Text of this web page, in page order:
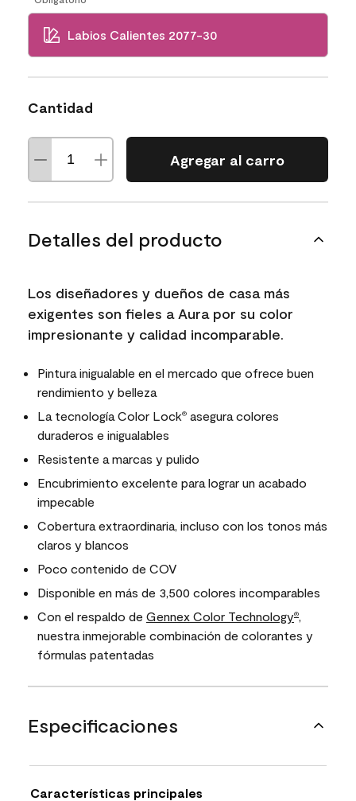
Labios Calientes 2077-30
Cantidad
Agregar al carro
Detalles del producto
Los diseñadores y dueños de casa más
exigentes son fieles a Aura por su color
impresionante y calidad incomparable.
Pintura inigualable en el mercado que ofrece buen
rendimiento y belleza
La tecnología Color Lock® asegura colores
duraderos e inigualables
Resistente a marcas y pulido
Encubrimiento excelente para lograr un acabado
impecable
Cobertura extraordinaria, incluso con los tonos más
claros y blancos
Poco contenido de COV
Disponible en más de 3,500 colores incomparables
Con el respaldo de Gennex Color Technology®,
nuestra inmejorable combinación de colorantes y
fórmulas patentadas
Especificaciones
Características principales